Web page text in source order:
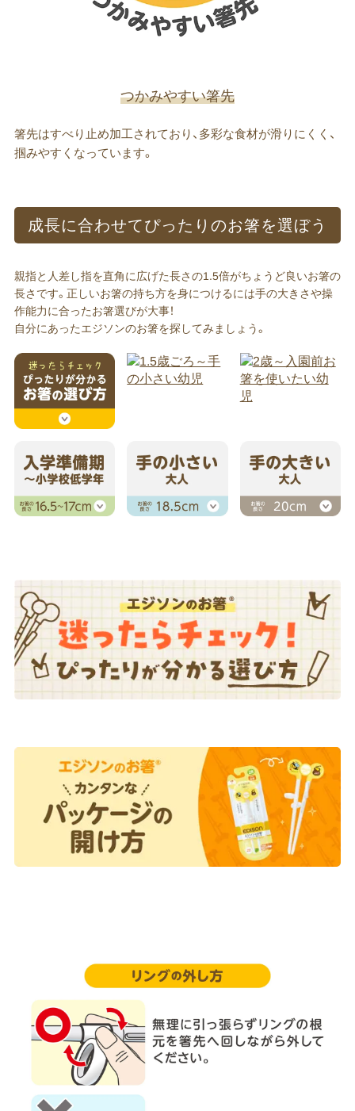
つかみやすい箸先
箸先はすべり止め加工されており、多彩な食材が滑りにくく、
掴みやすくなっています。
成長に​合わせて​ぴったりの​お箸を​選ぼう​
親指と人差し指を直角に広げた長さの1.5倍がちょうど良いお箸の
長さです。正しいお箸の持ち方を身につけるには手の大きさや操
作能力に合ったお箸選びが大事！
自分にあったエジソンのお箸を探してみましょう。